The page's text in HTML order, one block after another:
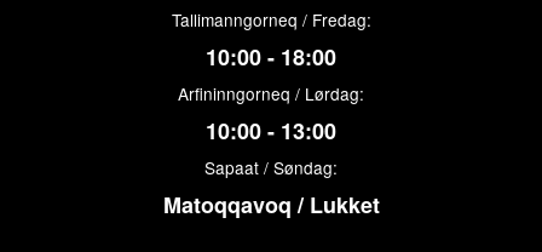
Tallimanngorneq / Fredag:
10:00 - 18:00
Arfininngorneq / Lørdag:
10:00 - 13:00
Sapaat / Søndag:
Matoqqavoq / Lukket